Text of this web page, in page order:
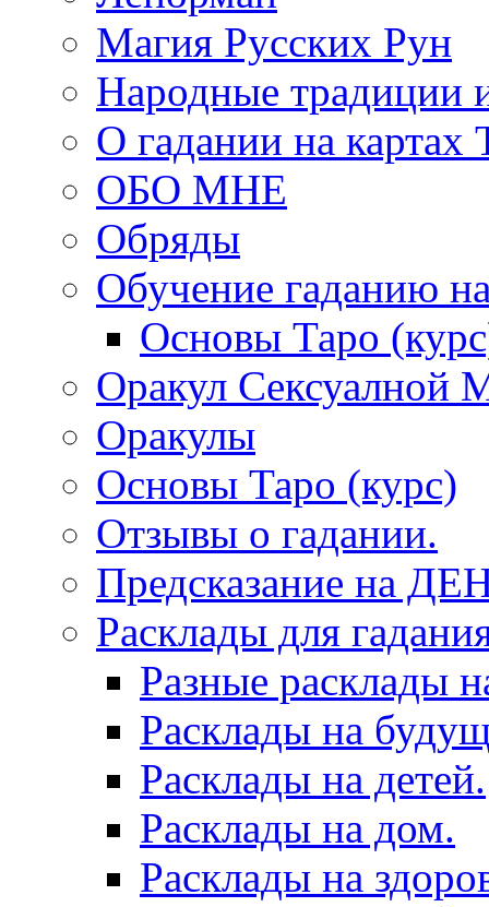
Магия Русских Рун
Народные традиции
О гадании на картах
ОБО МНЕ
Обряды
Обучение гаданию
Основы Таро
Оракул Сексуалной
Оракулы
Основы Таро (курс)
Отзывы о гадании.
Предсказание на
Расклады для
Разные расклады
Расклады на
Расклады на детей.
Расклады на дом.
Расклады на